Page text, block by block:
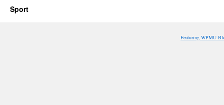
Sport
Featuring WPMU